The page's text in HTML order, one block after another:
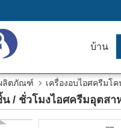
บ้าน
ลิตภัณฑ์ เครื่องอบไอศครีมโ
น / ชั่วโมงไอศครีมอุตส